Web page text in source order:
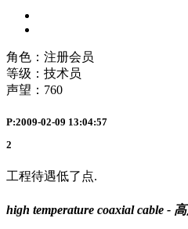
角色：注册会员
等级：技术员
声望： 760
P:2009-02-09 13:04:57
2
工程待遇低了点.
high temperature coaxial cable -